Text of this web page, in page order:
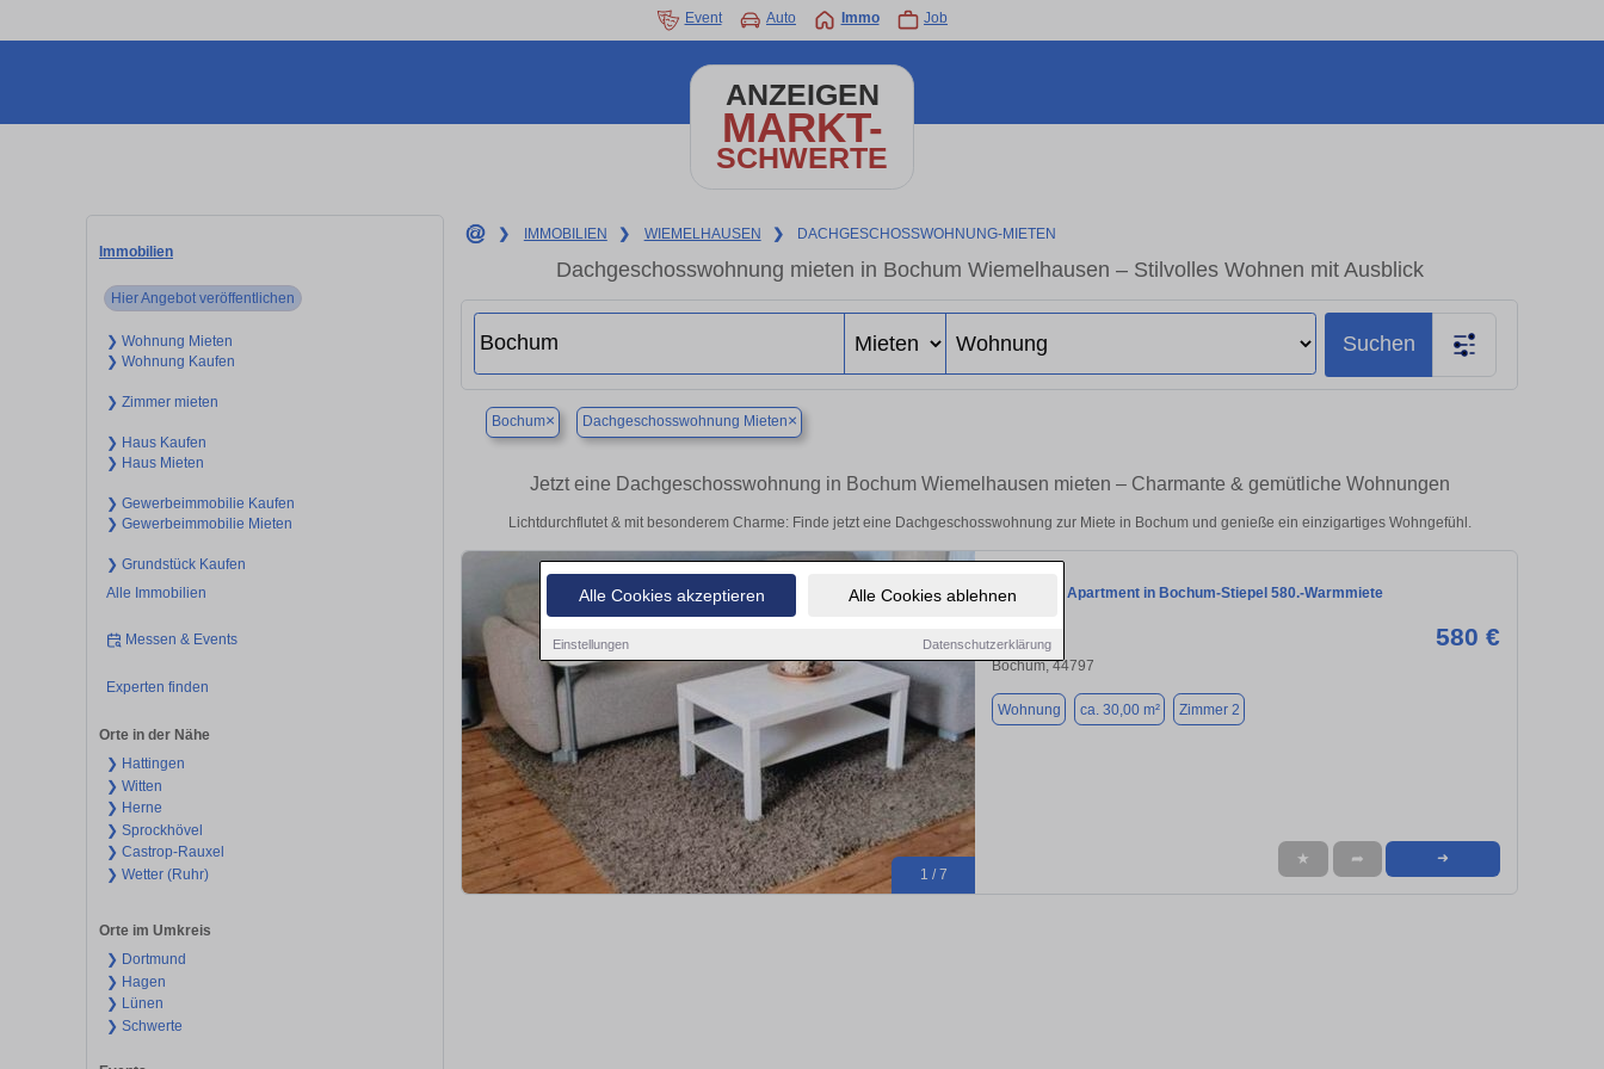
Alle Cookies akzeptieren Alle Cookies ablehnen
Einstellungen Datenschutzerklärung
Event Auto Immo Job
ANZEIGEN
MARKT-
SCHWERTE
Immobilien
Hier Angebot veröffentlichen
❯ Wohnung Mieten
❯ Wohnung Kaufen
❯ Zimmer mieten
❯ Haus Kaufen
❯ Haus Mieten
❯ Gewerbeimmobilie Kaufen
❯ Gewerbeimmobilie Mieten
❯ Grundstück Kaufen
Alle Immobilien
Messen & Events
Experten finden
Orte in der Nähe
❯ Hattingen
❯ Witten
❯ Herne
❯ Sprockhövel
❯ Castrop-Rauxel
❯ Wetter (Ruhr)
Orte im Umkreis
❯ Dortmund
❯ Hagen
❯ Lünen
❯ Schwerte
❯ IMMOBILIEN ❯ WIEMELHAUSEN ❯ DACHGESCHOSSWOHNUNG-MIETEN
Dachgeschosswohnung mieten in Bochum Wiemelhausen – Stilvolles Wohnen mit Ausblick
Suchen
Bochum× Dachgeschosswohnung Mieten×
Jetzt eine Dachgeschosswohnung in Bochum Wiemelhausen mieten – Charmante & gemütliche Wohnungen
Lichtdurchflutet & mit besonderem Charme: Finde jetzt eine Dachgeschosswohnung zur Miete in Bochum und genieße ein einzigartiges Wohngefühl.
1 / 7
Möbliertes Apartment in Bochum-Stiepel 580.-Warmmiete
580 €
Bochum, 44797
Wohnung ca. 30,00 m² Zimmer 2
★ ➦ ➜